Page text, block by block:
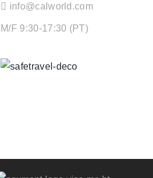
info@calworld.com
M/F 9:30-17:30 (PT)